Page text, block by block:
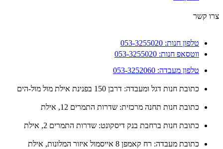
קשר
טלפון חנות: 053-3255020
ווטסאפ חנות: 053-3255020
טלפון מעבדה: 053-3252060
כתובת חנות דגל ומעבדה: דרבן 150 בפנינת אילת מול מול-הים
כתובת חנות תחנה מרכזית: שדרות התמרים 12, אילת
כתובת חנות ברחבת בנק דיסקונט: שדרות התמרים 2, אילת
כתובת מעבדה: רח קאמפן 8 אייסמול איזור המלונות, אילת